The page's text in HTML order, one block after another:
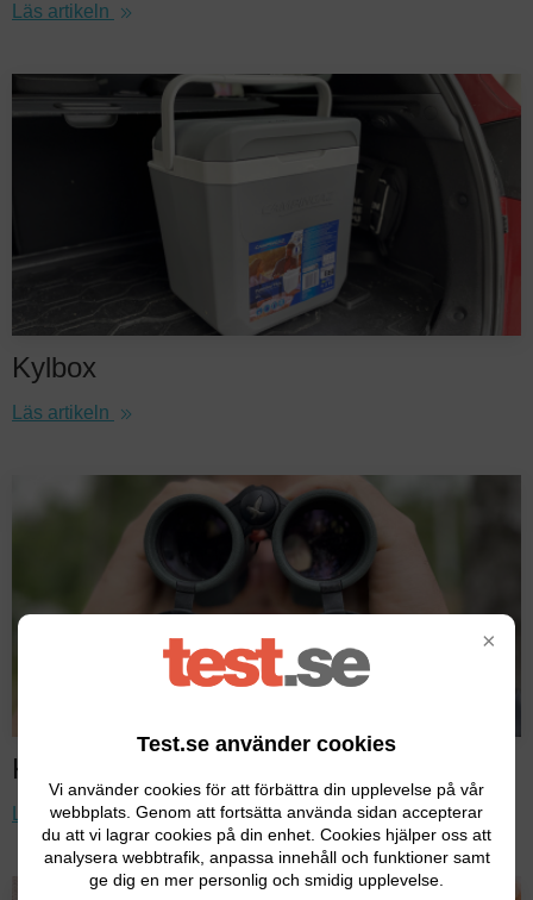
×
Test.se använder cookies
Vi använder cookies för att förbättra din upplevelse på vår
webbplats. Genom att fortsätta använda sidan accepterar
du att vi lagrar cookies på din enhet. Cookies hjälper oss att
analysera webbtrafik, anpassa innehåll och funktioner samt
ge dig en mer personlig och smidig upplevelse.
Läs artikeln
Kylbox
Läs artikeln
Kikare
Läs artikeln